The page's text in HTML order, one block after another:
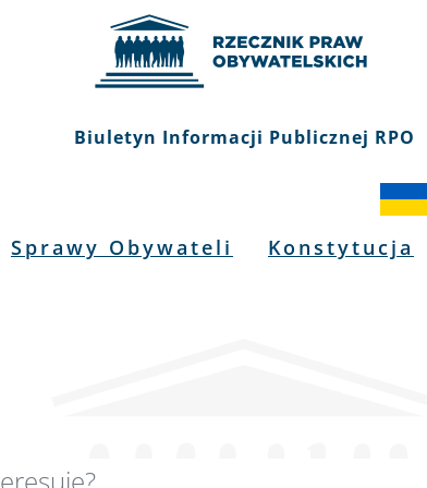
Biuletyn Informacji Publicznej RPO
Sprawy Obywateli Konstytucja